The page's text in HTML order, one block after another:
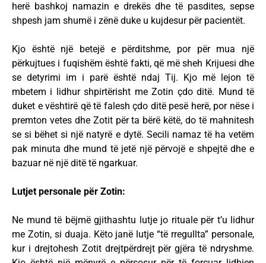
herë bashkoj namazin e drekës dhe të pasdites, sepse
shpesh jam shumë i zënë duke u kujdesur për pacientët.
Kjo është një betejë e përditshme, por për mua një
përkujtues i fuqishëm është fakti, që më sheh Krijuesi dhe
se detyrimi im i parë është ndaj Tij. Kjo më lejon të
mbetem i lidhur shpirtërisht me Zotin çdo ditë. Mund të
duket e vështirë që të falesh çdo ditë pesë herë, por nëse i
premton vetes dhe Zotit për ta bërë këtë, do të mahnitesh
se si bëhet si një natyrë e dytë. Secili namaz të ha vetëm
pak minuta dhe mund të jetë një përvojë e shpejtë dhe e
bazuar në një ditë të ngarkuar.
Lutjet personale për Zotin:
Ne mund të bëjmë gjithashtu lutje jo rituale për t’u lidhur
me Zotin, si duaja. Këto janë lutje “të rregullta” personale,
kur i drejtohesh Zotit drejtpërdrejt për gjëra të ndryshme.